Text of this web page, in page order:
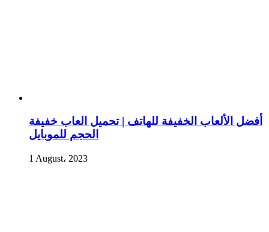
أفضل الألعاب الخفيفة للهاتف | تحميل العاب خفيفة
الحجم للموبايل
1 August، 2023